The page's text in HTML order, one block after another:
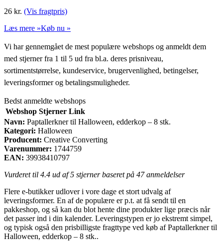
26 kr. (Vis fragtpris)
Læs mere »Køb nu »
Vi har gennemgået de mest populære webshops og anmeldt dem
med stjerner fra 1 til 5 ud fra bl.a. deres prisniveau,
sortimentstørrelse, kundeservice, brugervenlighed, betingelser,
leveringsformer og betalingsmuligheder.
Bedst anmeldte webshops
Webshop Stjerner Link
Navn: Paptallerkner til Halloween, edderkop – 8 stk.
Kategori: Halloween
Producent: Creative Converting
Varenummer: 1744759
EAN: 39938410797
Vurderet til 4.4 ud af 5 stjerner baseret på 47anmeldelser
Flere e-butikker udlover i vore dage et stort udvalg af
leveringsformer. En af de populære er p.t. at få sendt til en
pakkeshop, og så kan du blot hente dine produkter lige præcis når
det passer ind i din kalender. Leveringstypen er jo ekstremt simpel,
og typisk også den prisbilligste fragttype ved køb af Paptallerkner til
Halloween, edderkop – 8 stk..